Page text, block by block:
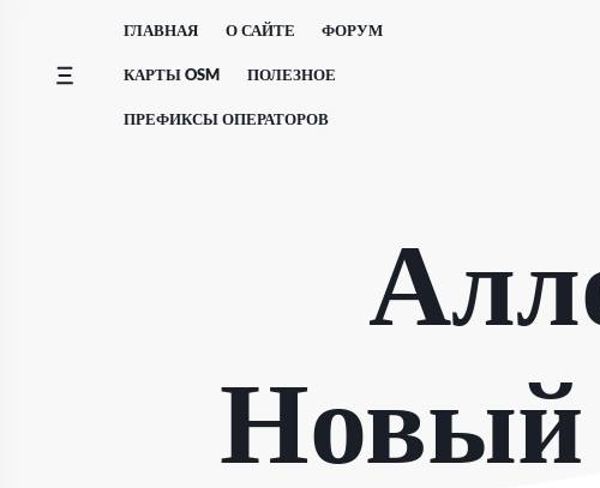
содержимому
ГЛАВНАЯ О САЙТЕ ФОРУМ
КАРТЫ OSM ПОЛЕЗНОЕ
ПРЕФИКСЫ ОПЕРАТОРОВ
Новый